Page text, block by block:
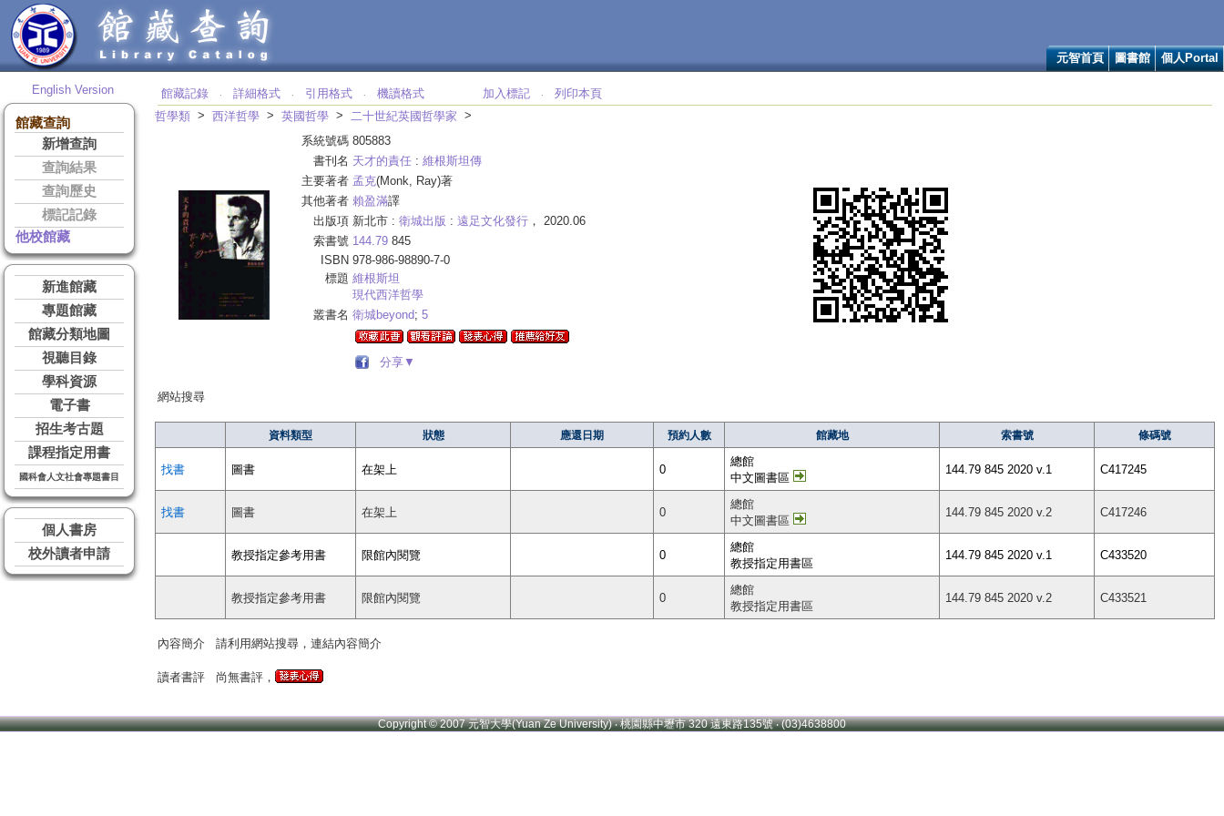
元智首頁 圖書館 個人Portal
English Version
館藏查詢
新增查詢
查詢結果
查詢歷史
標記記錄
他校館藏
新進館藏
專題館藏
館藏分類地圖
視聽目錄
學科資源
電子書
招生考古題
課程指定用書
國科會人文社會專題書目
個人書房
校外讀者申請
館藏記錄 ‧ 詳細格式 ‧ 引用格式 ‧ 機讀格式 加入標記 ‧
列印本頁
哲學類 > 西洋哲學 > 英國哲學 > 二十世紀英國哲學家 >
系統號碼 805883
書刊名 天才的責任 : 維根斯坦傳
主要著者 孟克(Monk, Ray)著
其他著者 賴盈滿譯
出版項 新北市 : 衛城出版 : 遠足文化發行 ， 2020.06
索書號 144.79 845
ISBN 978-986-98890-7-0
標題 維根斯坦
現代西洋哲學
叢書名 衛城beyond; 5
分享▼
網站搜尋
資料類型 狀態 應還日期 預約人數 館藏地 索書號 條碼號
找書 圖書 在架上 0
總館
中文圖書區
144.79 845 2020 v.1 C417245
找書 圖書 在架上 0
總館
中文圖書區
144.79 845 2020 v.2 C417246
教授指定參考用書 限館內閱覽 0
總館
教授指定用書區
144.79 845 2020 v.1 C433520
教授指定參考用書 限館內閱覽 0
總館
教授指定用書區
144.79 845 2020 v.2 C433521
內容簡介 請利用網站搜尋，連結內容簡介
讀者書評 尚無書評，
Copyright © 2007 元智大學(Yuan Ze University) ‧ 桃園縣中壢市 320 遠東路135號 ‧ (03)4638800